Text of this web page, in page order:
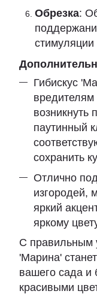
Обрезка:
стимуляции
Гибискус
вредителям
возникнуть
паутинный
сохранить
Отлично
изгородей,
яркий
яркому
С правильным
'Марина'
вашего сада и
красивыми